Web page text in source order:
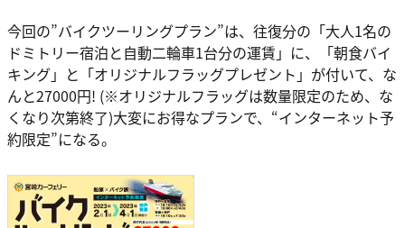
今回の”バイクツーリングプラン”は、往復分の「大人1名の
ドミトリー宿泊と自動二輪車1台分の運賃」に、「朝食バイ
キング」と「オリジナルフラッグプレゼント」が付いて、な
んと27000円! (※オリジナルフラッグは数量限定のため、な
くなり次第終了)大変にお得なプランで、“インターネット予
約限定”になる。